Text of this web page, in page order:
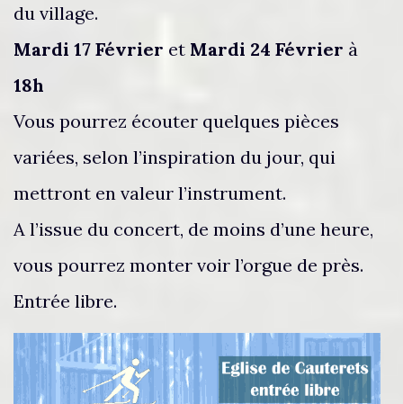
du village.
Mardi 17 Février et Mardi 24 Février à
18h
Vous pourrez écouter quelques pièces
variées, selon l’inspiration du jour, qui
mettront en valeur l’instrument.
A l’issue du concert, de moins d’une heure,
vous pourrez monter voir l’orgue de près.
Entrée libre.